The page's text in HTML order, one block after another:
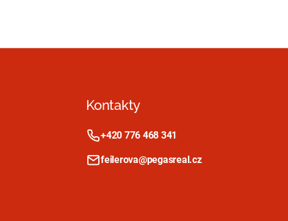
Kontakty
+420 776 468 341
feilerova@pegasreal.cz